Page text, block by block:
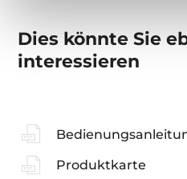
Dies könnte Sie
interessieren
Produktkarte